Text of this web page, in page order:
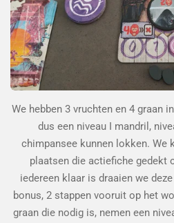
We hebben 3 vruchten en 4 graan
dus een niveau I mandril,
chimpansee kunnen lokken. We
plaatsen die actiefiche gedekt
iedereen klaar is draaien we
bonus, 2 stappen vooruit op het
graan die nodig is, nemen een